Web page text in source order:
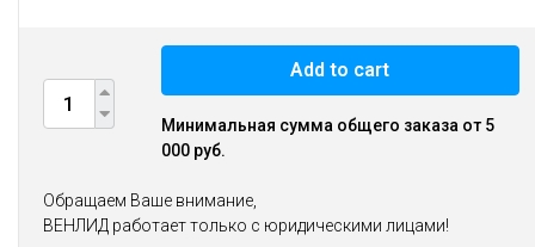
Add to cart
Минимальная сумма общего заказа от 5
000 руб.
Обращаем Ваше внимание,
ВЕНЛИД работает только с юридическими лицами!